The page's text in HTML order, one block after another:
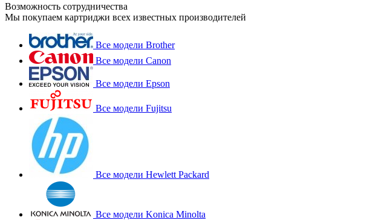
Возможность сотрудничества
Мы покупаем картриджи всех известных производителей
Все модели Brother
Все модели Canon
Все модели Epson
Все модели Fujitsu
Все модели Hewlett Packard
Все модели Konica Minolta